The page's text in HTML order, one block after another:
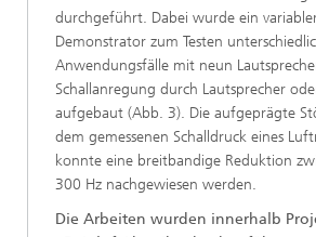
durchgeführt. Dabei wurde ein
Demonstrator zum Testen
Anwendungsfälle mit neun
Schallanregung durch Lautsprecher
aufgebaut (Abb. 3). Die aufgeprägte
dem gemessenen Schalldruck eines
konnte eine breitbandige Reduktion
300 Hz nachgewiesen werden.
Die Arbeiten wurden innerhalb